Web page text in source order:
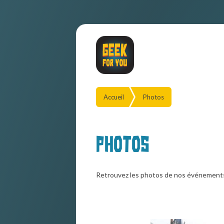
Accueil Photos
Photos
Retrouvez les photos de nos